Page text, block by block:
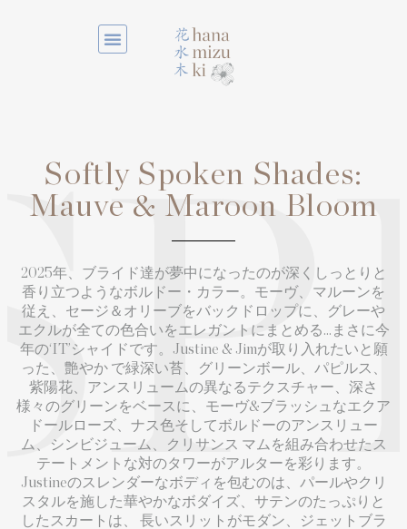
Softly Spoken Shades:
Mauve & Maroon Bloom
2025年、ブライド達が夢中になったのが深くしっとりと
香り立つようなボルドー・カラー。モーヴ、マルーンを
従え、セージ＆オリーブをバックドロップに、グレーや
エクルが全ての色合いをエレガントにまとめる…まさに今
年の‘IT’シャイドです。Justine & Jimが取り入れたいと願
った、艶やか で緑深い苔、グリーンボール、パピルス、
紫陽花、アンスリュームの異なるテクスチャー、深さ
様々のグリーンをベースに、モーヴ&ブラッシュなエクア
ドールローズ、ナス色そしてボルドーのアンスリュー
ム、シンビジューム、クリサンス マムを組み合わせたス
テートメントな対のタワーがアルターを彩ります。
Justineのスレンダーなボディを包むのは、パールやクリ
スタルを施した華やかなボダイズ、サテンのたっぷりと
したスカートは、 長いスリットがモダン、ジェットブラ